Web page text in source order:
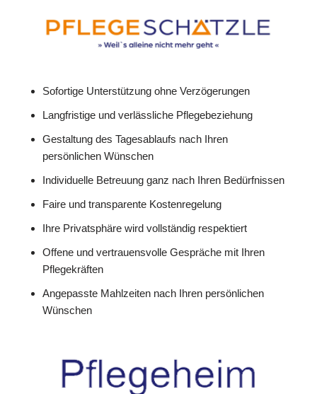
Sofortige Unterstützung ohne Verzögerungen
Langfristige und verlässliche Pflegebeziehung
Gestaltung des Tagesablaufs nach Ihren
persönlichen Wünschen
Individuelle Betreuung ganz nach Ihren Bedürfnissen
Faire und transparente Kostenregelung
Ihre Privatsphäre wird vollständig respektiert
Offene und vertrauensvolle Gespräche mit Ihren
Pflegekräften
Angepasste Mahlzeiten nach Ihren persönlichen
Wünschen